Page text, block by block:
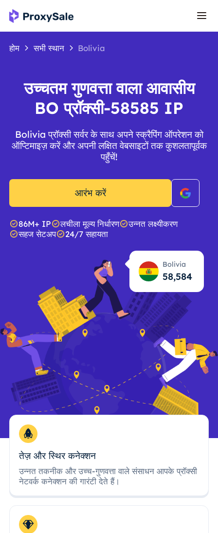
होम सभी स्थान Bolivia
उच्चतम गुणवत्ता वाला आवासीय
BO प्रॉक्सी-58585 IP
Bolivia प्रॉक्सी सर्वर के साथ अपने स्क्रैपिंग ऑपरेशन को
ऑप्टिमाइज़ करें और अपनी लक्षित वेबसाइटों तक कुशलतापूर्वक
पहुँचें!
आरंभ करें
86M+ IP लचीला मूल्य निर्धारण
उन्नत लक्ष्यीकरण
सहज सेटअप
24/7 सहायता
Bolivia
58,585
तेज़ और स्थिर कनेक्शन
उन्नत तकनीक और उच्च-गुणवत्ता वाले संसाधन आपके प्रॉक्सी
नेटवर्क कनेक्शन की गारंटी देते हैं।